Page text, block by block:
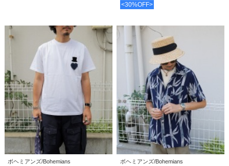
<30%OFF>
ボヘミアンズ/Bohemians
ボヘミアンズ/Bohemians